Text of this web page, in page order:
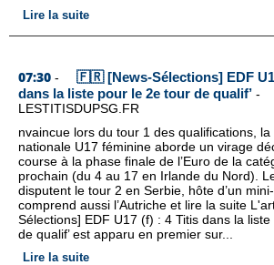
Lire la suite
07:30 -
🇫🇷 [News-Sélections] EDF
dans la liste pour le 2e tour de qualif’ -
LESTITISDUPSG.FR
nvaincue lors du tour 1 des qualifications, la
nationale U17 féminine aborde un virage
course à la phase finale de l’Euro de la
prochain (du 4 au 17 en Irlande du Nord).
disputent le tour 2 en Serbie, hôte d’un
comprend aussi l’Autriche et lire la suite
Sélections] EDF U17 (f) : 4 Titis dans la
de qualif’ est apparu en premier sur...
Lire la suite